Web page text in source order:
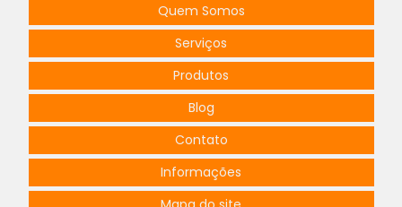
Projeto de padrão de entrada de energia
Projeto de painel elétrico
Projeto de posto primário simplificado
Projeto de quadro de comandos
Projeto de quadros elétricos
Projeto de rede elétrica subterrânea
Quem Somos
Serviços
Produtos
Blog
Contato
Informações